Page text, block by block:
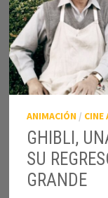
ANIMACIÓN / CINE
GHIBLI,
SU
GRANDE